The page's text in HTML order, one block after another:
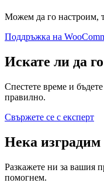
Можем да го настроим,
Поддръжка на
Искате ли да
Спестете време и
правилно.
Свържете се с експерт
Нека изградим
Разкажете ни за вашия
помогнем.